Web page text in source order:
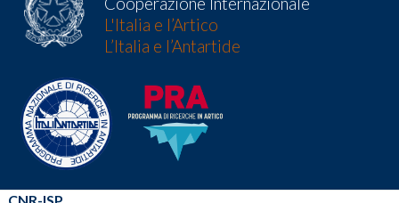
L'Italia e l’Artico
L’Italia e l’Antartide
CNR-ISP